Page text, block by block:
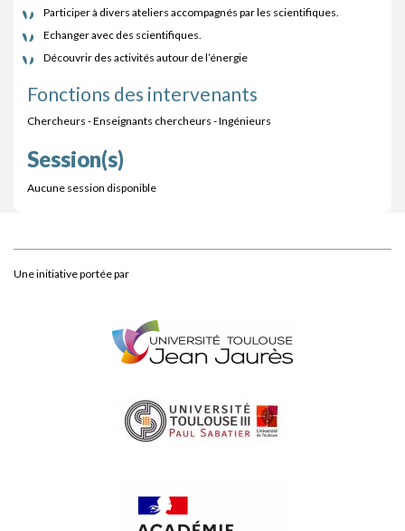
Participer à divers ateliers accompagnés par les scientifiques.
Echanger avec des scientifiques.
Découvrir des activités autour de l’énergie
Fonctions des intervenants
Chercheurs - Enseignants chercheurs - Ingénieurs
Session(s)
Aucune session disponible
Une initiative portée par